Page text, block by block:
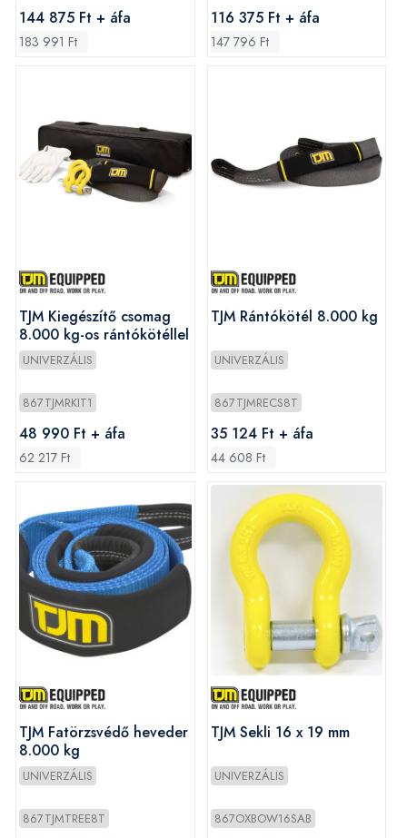
144 875 Ft + áfa
183 991 Ft
116 375 Ft + áfa
147 796 Ft
TJM Kiegészítő csomag
8.000 kg-os rántókötéllel
UNIVERZÁLIS
867TJMRKIT1
48 990 Ft + áfa
62 217 Ft
TJM Rántókötél 8.000 kg
UNIVERZÁLIS
867TJMRECS8T
35 124 Ft + áfa
44 608 Ft
TJM Fatörzsvédő heveder
8.000 kg
UNIVERZÁLIS
867TJMTREE8T
TJM Sekli 16 x 19 mm
UNIVERZÁLIS
867OXBOW16SAB